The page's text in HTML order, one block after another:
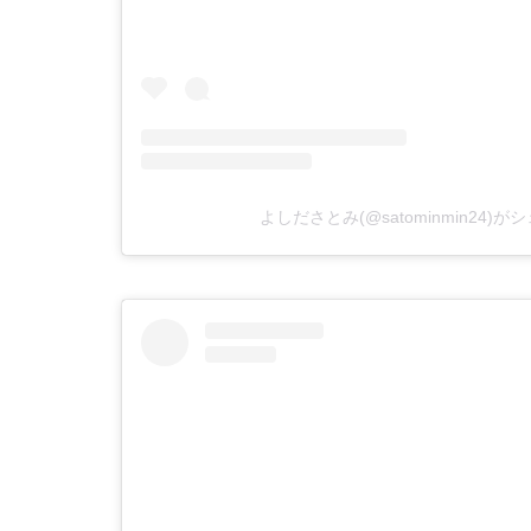
よしださとみ(@satominmin24)がシ